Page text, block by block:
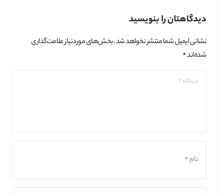
دیدگاهتان را بنویسید
نشانی ایمیل شما منتشر نخواهد شد.بخش‌های موردنیاز علامت‌گذاری
شده‌اند*